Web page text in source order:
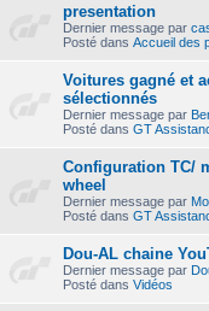
presentation
Dernier message par
Posté dans Accueil des
Voitures gagné et
sélectionnés
Dernier message par
Posté dans GT
Configuration TC/
wheel
Dernier message par
Posté dans GT
Dou-AL chaine
Dernier message par
Posté dans Vidéos